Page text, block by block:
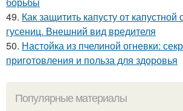
49. Как защитить капусту от капустной
гусениц. Внешний вид вредителя
50. Настойка из пчелиной огневки:
приготовления и польза для здоровья
Популярные материалы